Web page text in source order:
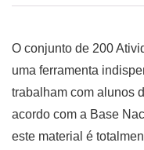
O conjunto de 200
uma ferramenta
trabalham com alunos
acordo com a Base
este material é